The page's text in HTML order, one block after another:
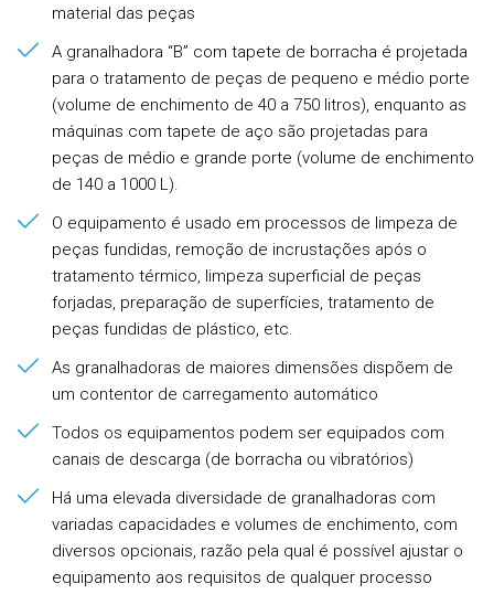
material das peças
A granalhadora “B” com tapete de borracha é projetada
para o tratamento de peças de pequeno e médio porte
(volume de enchimento de 40 a 750 litros), enquanto as
máquinas com tapete de aço são projetadas para
peças de médio e grande porte (volume de enchimento
de 140 a 1000 L).
O equipamento é usado em processos de limpeza de
peças fundidas, remoção de incrustações após o
tratamento térmico, limpeza superficial de peças
forjadas, preparação de superfícies, tratamento de
peças fundidas de plástico, etc.
As granalhadoras de maiores dimensões dispõem de
um contentor de carregamento automático
Todos os equipamentos podem ser equipados com
canais de descarga (de borracha ou vibratórios)
Há uma elevada diversidade de granalhadoras com
variadas capacidades e volumes de enchimento, com
diversos opcionais, razão pela qual é possível ajustar o
equipamento aos requisitos de qualquer processo